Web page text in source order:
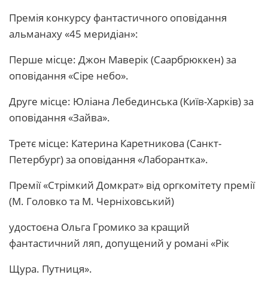
Премія конкурсу фантастичного оповідання
альманаху «45 меридіан»:
Перше місце: Джон Маверік (Саарбрюккен) за
оповідання «Сіре небо».
Друге місце: Юліана Лебединська (Київ-Харків) за
оповідання «Зайва».
Третє місце: Катерина Каретникова (Санкт-
Петербург) за оповідання «Лаборантка».
Премії «Стрімкий Домкрат» від оргкомітету премії
(М. Головко та М. Черніховський)
удостоєна Ольга Громико за кращий
фантастичний ляп, допущений у романі «Рік
Щура. Путниця».